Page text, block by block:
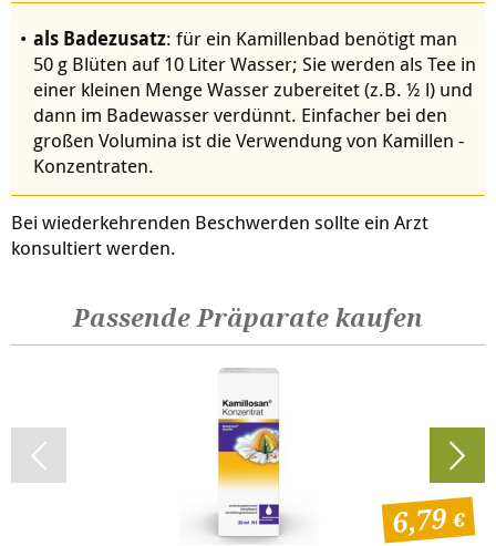
als Badezusatz: für ein Kamillenbad benötigt man
50 g Blüten auf 10 Liter Wasser; Sie werden als Tee in
einer kleinen Menge Wasser zubereitet (z.B. ½ l) und
dann im Badewasser verdünnt. Einfacher bei den
großen Volumina ist die Verwendung von Kamillen -
Konzentraten.
Bei wiederkehrenden Beschwerden sollte ein Arzt
konsultiert werden.
Passende Präparate kaufen
6,79